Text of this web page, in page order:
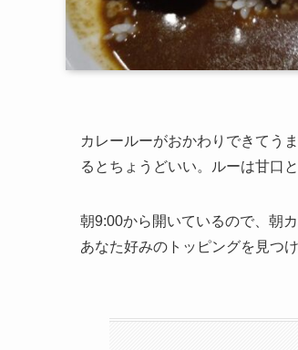
カレールーがおかわりできてう
るとちょうどいい。ルーは甘口
朝9:00から開いているので、朝
あなた好みのトッピングを見つけ